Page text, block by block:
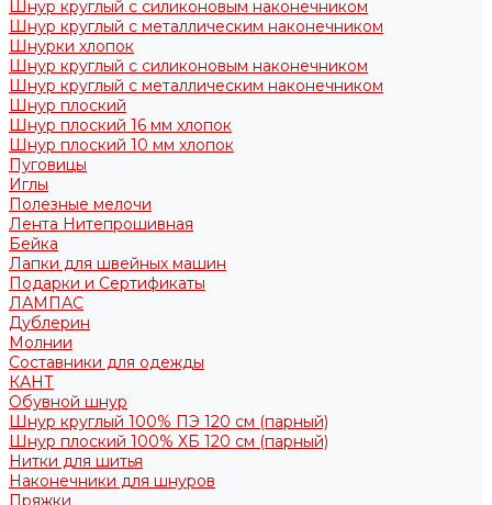
Шнур круглый с силиконовым наконечником
Шнур круглый с металлическим наконечником
Шнурки хлопок
Шнур круглый с силиконовым наконечником
Шнур круглый с металлическим наконечником
Шнур плоский
Шнур плоский 16 мм хлопок
Шнур плоский 10 мм хлопок
Пуговицы
Иглы
Полезные мелочи
Лента Нитепрошивная
Бейка
Лапки для швейных машин
Подарки и Сертификаты
ЛАМПАС
Дублерин
Молнии
Составники для одежды
КАНТ
Обувной шнур
Шнур круглый 100% ПЭ 120 см (парный)
Шнур плоский 100% ХБ 120 см (парный)
Нитки для шитья
Наконечники для шнуров
Пряжки